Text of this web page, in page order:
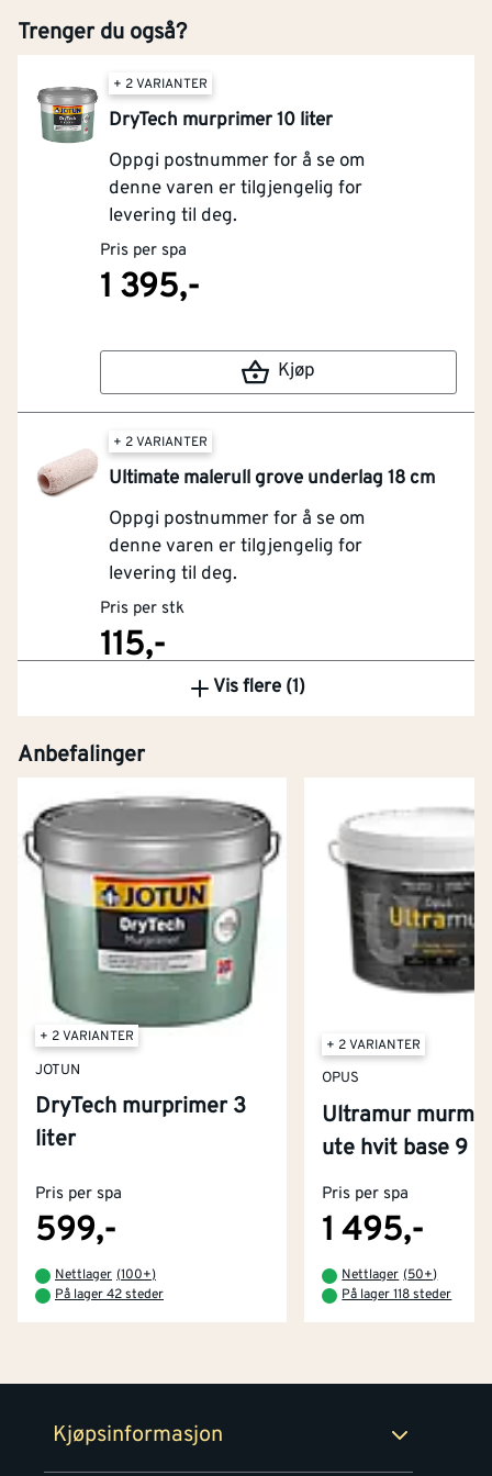
Trenger du også?
+ 2 VARIANTER
DryTech murprimer 10 liter
Oppgi postnummer for å se om
denne varen er tilgjengelig for
levering til deg.
Pris per spa
1 395,-
Kjøp
+ 2 VARIANTER
Ultimate malerull grove underlag 18 cm
Oppgi postnummer for å se om
denne varen er tilgjengelig for
levering til deg.
Pris per stk
115,-
Vis flere (1)
Anbefalinger
+ 2 VARIANTER
JOTUN
DryTech murprimer 3
liter
Pris per spa
599,-
Nettlager (100+)
På lager 42 steder
+ 2 VARIANTER
OPUS
Ultramur
ute hvit base 9
Pris per spa
1 495,-
Nettlager (50+)
På lager 118 steder
Kjøpsinformasjon
Kjøpsbetingelser
Retur- og angrerettsskjema
Kontakt oss
Tjenester
Montér Klubb
Om Montér
Byggevarehus og åpningstider
Prismatch
Personvern